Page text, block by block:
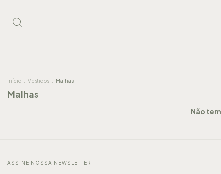
Início Vestidos Malhas
Malhas
Não
ASSINE NOSSA NEWSLETTER